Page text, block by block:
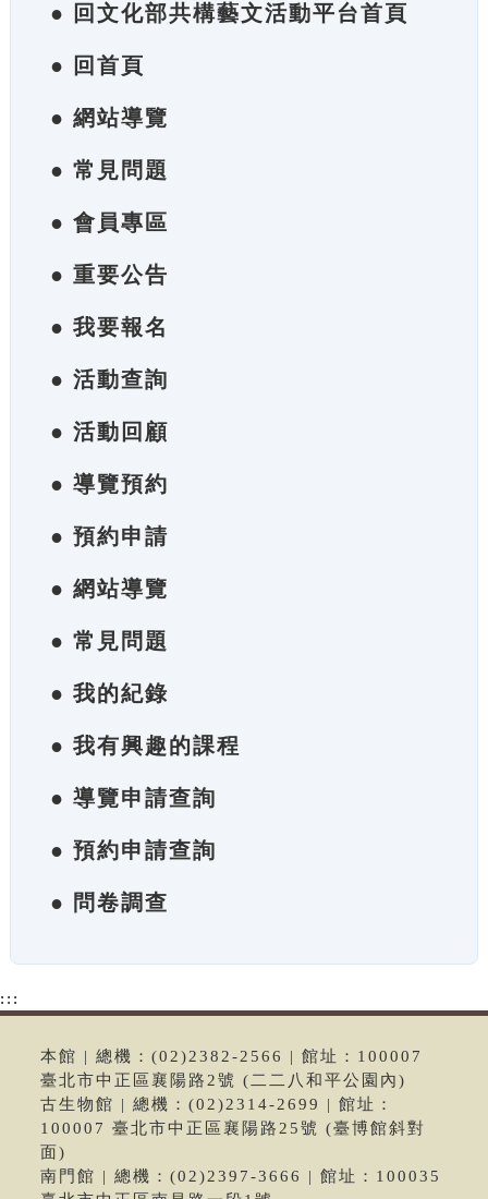
● 回文化部共構藝文活動平台首頁
● 回首頁
● 網站導覽
● 常見問題
● 會員專區
● 重要公告
● 我要報名
● 活動查詢
● 活動回顧
● 導覽預約
● 預約申請
● 網站導覽
● 常見問題
● 我的紀錄
● 我有興趣的課程
● 導覽申請查詢
● 預約申請查詢
● 問卷調查
:::
本館 | 總機：(02)2382-2566 | 館址：100007
臺北市中正區襄陽路2號 (二二八和平公園內)
古生物館 | 總機：(02)2314-2699 | 館址：
100007 臺北市中正區襄陽路25號 (臺博館斜對
面)
南門館 | 總機：(02)2397-3666 | 館址：100035